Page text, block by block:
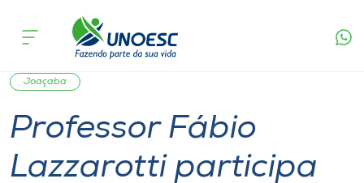
Cursos
Onde estamos
Pesquisa
acontece
Graduação
Joaçaba
Professor Fábio
Lazzarotti participa